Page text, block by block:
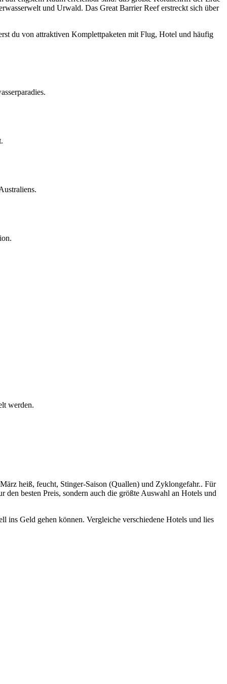
und Urwald. Das Great Barrier Reef erstreckt sich über
du von attraktiven Komplettpaketen mit Flug, Hotel und häufig
werden.
heiß, feucht, Stinger-Saison (Quallen) und Zyklongefahr.. Für
besten Preis, sondern auch die größte Auswahl an Hotels und
ins Geld gehen können. Vergleiche verschiedene Hotels und lies